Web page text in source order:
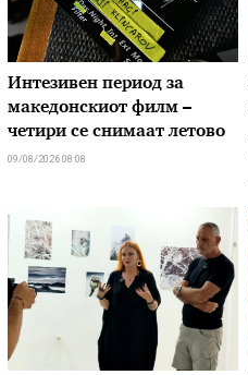
Интезивен период за
македонскиот филм –
четири се снимаат летово
09/08/2026 08:08